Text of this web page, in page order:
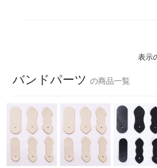
表示
バンドパーツ の商品一覧